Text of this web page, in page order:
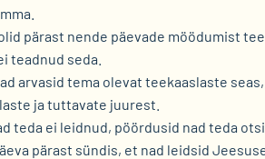
pärast nende päevade möödumist
teadnud seda.
arvasid tema olevat teekaaslaste
ja tuttavate juurest.
teda ei leidnud, pöördusid nad teda
pärast sündis, et nad leidsid